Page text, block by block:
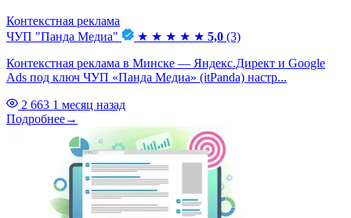
Контекстная реклама
ЧУП "Панда Медиа"
★ ★ ★ ★ ★ 5,0 (3)
Контекстная реклама в Минске — Яндекс.Директ и Google
Ads под ключ ЧУП «Панда Медиа» (itPanda) настр...
2 663 1 месяц назад
Подробнее→